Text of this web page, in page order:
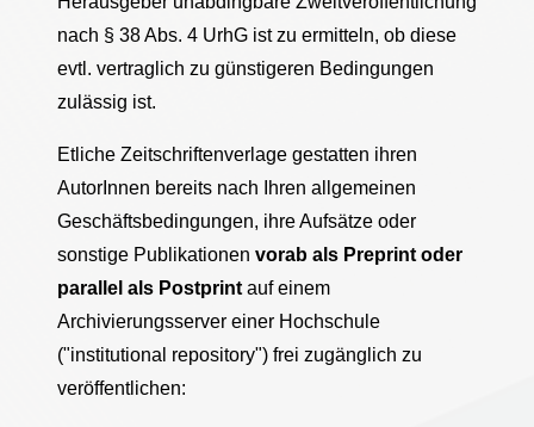
nach § 38 Abs. 4 UrhG ist zu ermitteln, ob diese
evtl. vertraglich zu günstigeren Bedingungen
zulässig ist.
Etliche Zeitschriftenverlage gestatten ihren
AutorInnen bereits nach Ihren allgemeinen
Geschäftsbedingungen, ihre Aufsätze oder
sonstige Publikationen vorab als Preprint oder
parallel als Postprint auf einem
Archivierungsserver einer Hochschule
("institutional repository") frei zugänglich zu
veröffentlichen: